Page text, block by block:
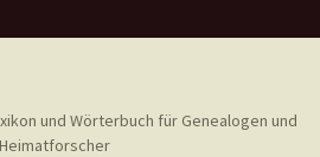
und Wörterbuch für Genealogen und
Heimatforscher